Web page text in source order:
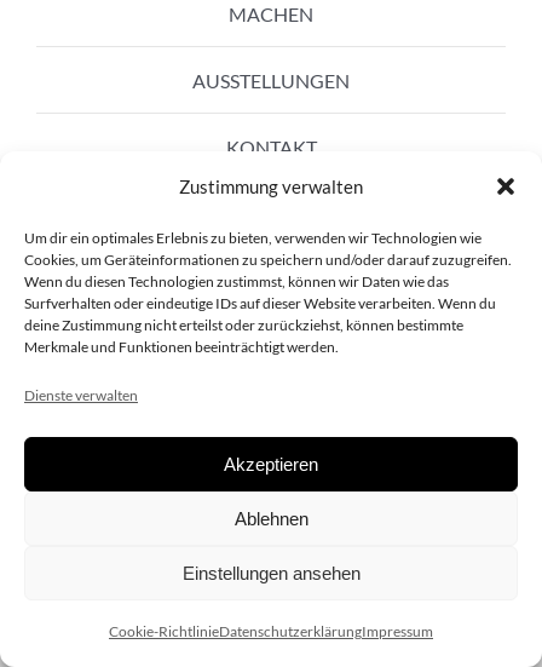
Zustimmung verwalten
Um dir ein optimales Erlebnis zu bieten, verwenden wir Technologien wie
Cookies, um Geräteinformationen zu speichern und/oder darauf zuzugreifen.
Wenn du diesen Technologien zustimmst, können wir Daten wie das
Surfverhalten oder eindeutige IDs auf dieser Website verarbeiten. Wenn du
deine Zustimmung nicht erteilst oder zurückziehst, können bestimmte
Merkmale und Funktionen beeinträchtigt werden.
Dienste verwalten
Akzeptieren
Ablehnen
Einstellungen ansehen
Cookie-RichtlinieDatenschutzerklärungImpressum
MACHEN
AUSSTELLUNGEN
KONTAKT
Copyright 2020 dieSCHAUsteller.at |Datenschützerklärung|
| Design:www.ARGEntur.at